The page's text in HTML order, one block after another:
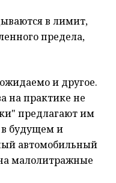
в лимит,
предела,
и другое.
на практике не
предлагают им
в будущем и
автомобильный
малолитражные